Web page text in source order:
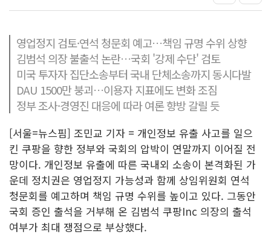
영업정지 검토·연석 청문회 예고…책임 규명 수위 상향
김범석 의장 불출석 논란…국회 '강제 수단' 검토
미국 투자자 집단소송부터 국내 단체소송까지 동시다발
DAU 1500만 붕괴…이용자 지표에도 변화 조짐
정부 조사·경영진 대응에 따라 여론 향방 갈릴 듯
[서울=뉴스핌] 조민교 기자 = 개인정보 유출 사고를 일으
킨 쿠팡을 향한 정부와 국회의 압박이 연말까지 이어질 전
망이다. 개인정보 유출에 따른 국내외 소송이 본격화된 가
운데 정치권은 영업정지 가능성과 함께 상임위원회 연석
청문회를 예고하며 책임 규명 수위를 높이고 있다. 그동안
국회 증인 출석을 거부해 온 김범석 쿠팡Inc 의장의 출석
여부가 최대 쟁점으로 부상했다.